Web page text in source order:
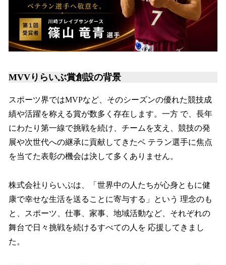
MVVりらいぶ賞創設の背景
スポーツ界ではMVPなど、そのシーズンの優れた競技成
績や活躍を称える賞が数多く存在します。⼀⽅ で、⻑年
にわたり第⼀線で挑戦を続け、チームを⽀え、競技の発
展や次世代への継承に貢献してきたベ テラン選⼿に焦点
を当てた表彰の機会は決して多くありません。
株式会社りらいぶは、「世界中の⼈たちが⼼⾝ともに健
康で幸せな⽣活を送ることに寄与する」という 理念のも
と、スポーツ、仕事、家事、地域活動など、それぞれの
舞台で⽇々挑戦を続けるすべての⼈を 応援してきまし
た。